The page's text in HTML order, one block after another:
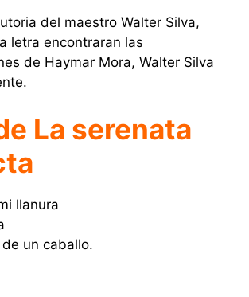
del maestro Walter Silva,
letra encontraran las
de Haymar Mora, Walter Silva
La serenata
llanura
un caballo.